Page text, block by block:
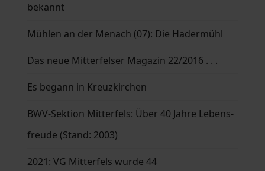
bekannt
Mühlen an der Menach (07): Die Hadermühl
Das neue Mitterfelser Magazin 22/2016 . . .
Es begann in Kreuzkirchen
BWV-Sektion Mitterfels: Über 40 Jahre Lebens-
freude (Stand: 2003)
2021: VG Mitterfels wurde 44